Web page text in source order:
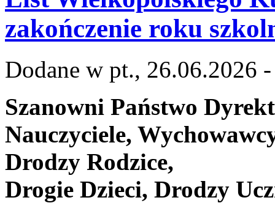
zakończenie roku
Dodane w pt., 26.06.2026
Szanowni Państwo
Nauczyciele,
Drodzy Rodzice,
Drogie Dzieci, Drodzy